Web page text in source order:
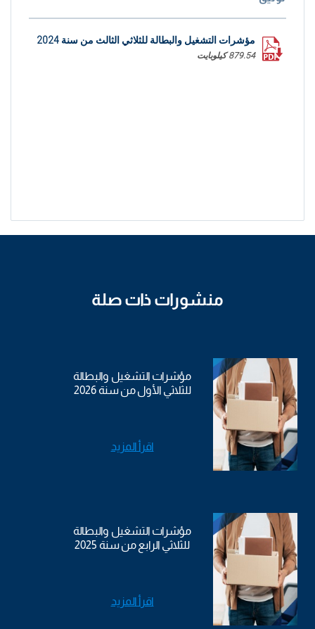
مؤشرات التشغيل والبطالة للثلاثي الثالث من سنة 2024
879.54 كيلوبايت
منشورات ذات صلة
مؤشرات التشغيل والبطالة
للثلاثي الأول من سنة 2026
اقرأ المزيد
مؤشرات التشغيل والبطالة
للثلاثي الرابع من سنة 2025
اقرأ المزيد